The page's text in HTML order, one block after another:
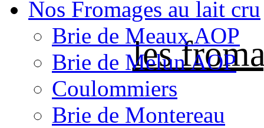
les
Nos Fromages au lait cru
Brie de Meaux AOP
Brie de Melun AOP
Coulommiers
Brie de Montereau